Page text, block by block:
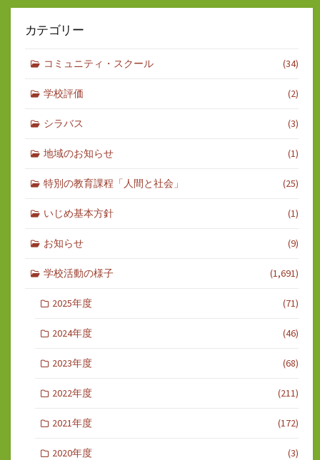
カテゴリー
コミュニティ・スクール (34)
学校評価 (2)
シラバス (3)
地域のお知らせ (1)
特別の教育課程「人間と社会」 (25)
いじめ基本方針 (1)
お知らせ (9)
学校活動の様子 (1,691)
2025年度 (71)
2024年度 (46)
2023年度 (68)
2022年度 (211)
2021年度 (172)
2020年度 (3)